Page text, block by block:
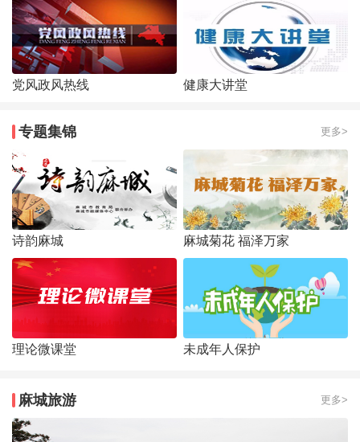
党风政风热线 健康大讲堂
专题集锦 更多>
诗韵麻城 麻城菊花 福泽万家
理论微课堂 未成年人保护
麻城旅游 更多>